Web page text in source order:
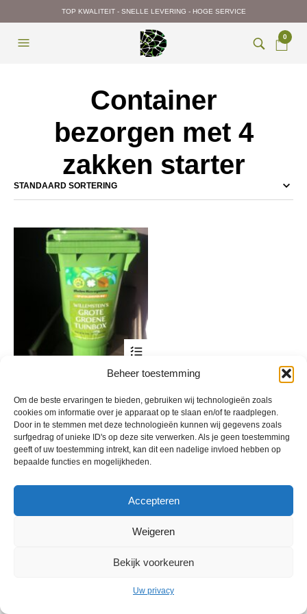
Beheer toestemming
Om de beste ervaringen te bieden, gebruiken wij technologieën zoals
cookies om informatie over je apparaat op te slaan en/of te raadplegen.
Door in te stemmen met deze technologieën kunnen wij gegevens zoals
surfgedrag of unieke ID's op deze site verwerken. Als je geen toestemming
geeft of uw toestemming intrekt, kan dit een nadelige invloed hebben op
bepaalde functies en mogelijkheden.
Accepteren
Weigeren
Bekijk voorkeuren
Uw privacy
TOP KWALITEIT - SNELLE LEVERING - HOGE SERVICE
0
Container
bezorgen met 4
zakken starter
meerdere
Deze
optie
kan
gekozen
worden
op
€ 204,35 - 307,30
€ 204,35
tot
€ 307,30
incl. btw
© 2013 - 2026 De Duurzame Tuin KvK Gouda 29029262 - BTW nr
NL001968744B76 Hosting: